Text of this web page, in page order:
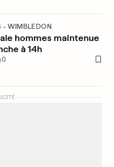
- WIMBLEDON
hommes maintenue
à 14h
0